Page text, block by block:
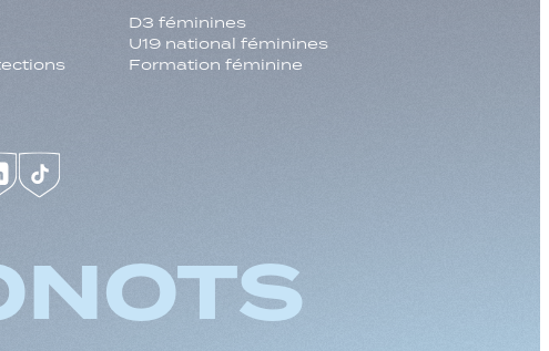
D3 féminines
U19 national féminines
Formation féminine